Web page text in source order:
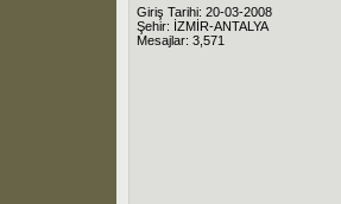
Giriş Tarihi: 20-03-2008
Şehir: İZMİR-ANTALYA
Mesajlar: 3,571